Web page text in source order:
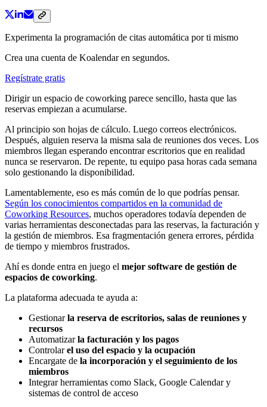
Experimenta la programación de citas automática por ti mismo
Crea una cuenta de Koalendar en segundos.
Regístrate gratis
Dirigir un espacio de coworking parece sencillo, hasta que las
reservas empiezan a acumularse.
Al principio son hojas de cálculo. Luego correos electrónicos.
Después, alguien reserva la misma sala de reuniones dos veces. Los
miembros llegan esperando encontrar escritorios que en realidad
nunca se reservaron. De repente, tu equipo pasa horas cada semana
solo gestionando la disponibilidad.
Lamentablemente, eso es más común de lo que podrías pensar.
Según los conocimientos compartidos en la comunidad de
Coworking Resources, muchos operadores todavía dependen de
varias herramientas desconectadas para las reservas, la facturación y
la gestión de miembros. Esa fragmentación genera errores, pérdida
de tiempo y miembros frustrados.
Ahí es donde entra en juego el mejor software de gestión de
espacios de coworking.
La plataforma adecuada te ayuda a:
Gestionarla reserva de escritorios, salas de reuniones y
recursos
Automatizarla facturación y los pagos
Controlarel uso del espacio y la ocupación
Encargate de la incorporación y el seguimiento de los
miembros
Integrar herramientas como Slack, Google Calendar y
sistemas de control de acceso